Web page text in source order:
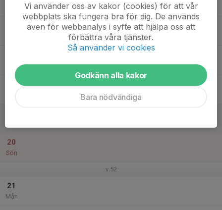
20
Sön
v.52
21
Mån
Vi använder oss av kakor (cookies) för att vår
webbplats ska fungera bra för dig. De används
även för webbanalys i syfte att hjälpa oss att
förbättra våra tjänster.
Så använder vi cookies
Godkänn alla kakor
Bara nödvändiga